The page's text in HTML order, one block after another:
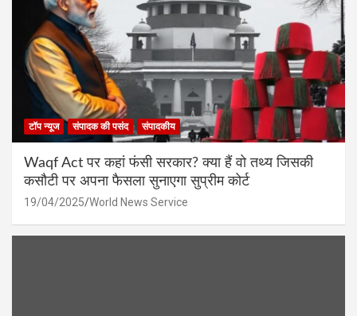
टॉप न्यूज संपादक की पसंद संपादकीय
Waqf Act पर कहां फंसी सरकार? क्या हैं वो तथ्य जिसकी
कसौटी पर अपना फैसला सुनाएगा सुप्रीम कोर्ट
19/04/2025 World News Service